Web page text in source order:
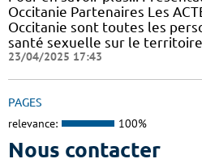
Occitanie Partenaires Les
Occitanie sont toutes les
santé sexuelle sur le territoire
23/04/2025 17:43
PAGES
relevance: 100%
Nous contacter